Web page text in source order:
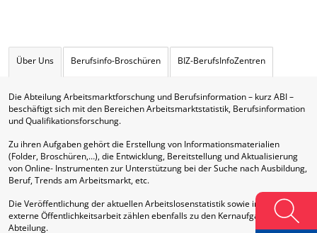
Über Uns Berufsinfo-Broschüren BIZ-BerufsInfoZentren
Die Abteilung Arbeitsmarktforschung und Berufsinformation – kurz ABI –
beschäftigt sich mit den Bereichen Arbeitsmarktstatistik, Berufsinformation
und Qualifikationsforschung.
Zu ihren Aufgaben gehört die Erstellung von Informationsmaterialien
(Folder, Broschüren,…), die Entwicklung, Bereitstellung und Aktualisierung
von Online- Instrumenten zur Unterstützung bei der Suche nach Ausbildung,
Beruf, Trends am Arbeitsmarkt, etc.
Die Veröffentlichung der aktuellen Arbeitslosenstatistik sowie interne und
externe Öffentlichkeitsarbeit zählen ebenfalls zu den Kernaufgaben dieser
Abteilung.